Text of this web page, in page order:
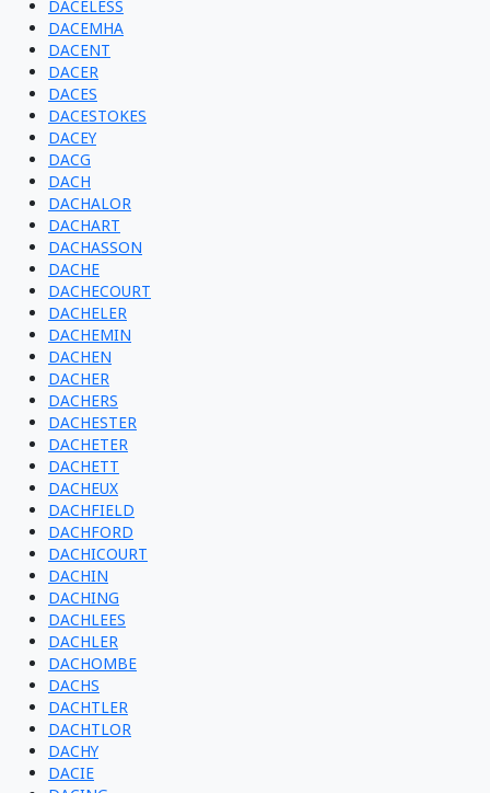
DACELESS
DACEMHA
DACENT
DACER
DACES
DACESTOKES
DACEY
DACG
DACH
DACHALOR
DACHART
DACHASSON
DACHE
DACHECOURT
DACHELER
DACHEMIN
DACHEN
DACHER
DACHERS
DACHESTER
DACHETER
DACHETT
DACHEUX
DACHFIELD
DACHFORD
DACHICOURT
DACHIN
DACHING
DACHLEES
DACHLER
DACHOMBE
DACHS
DACHTLER
DACHTLOR
DACHY
DACIE